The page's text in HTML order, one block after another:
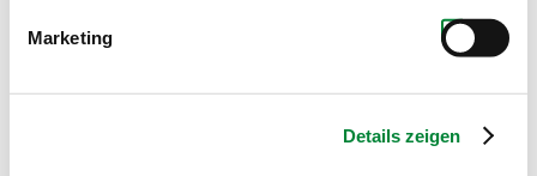
Weiterführende Details zu den auf unserer Website
unsererDatenschutzinformationbzw. in diesem Cookie
.
Marketing
Details zeigen